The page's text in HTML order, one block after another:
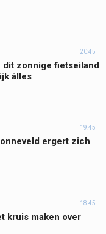
20:45
dit zonnige fietseiland
álles
19:45
ergert zich
18:45
kruis maken over